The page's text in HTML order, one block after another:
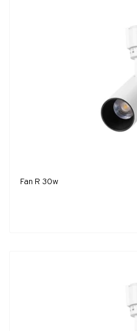
Fan R 30w